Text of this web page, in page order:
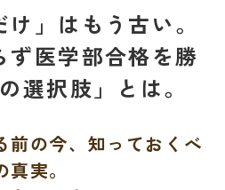
かす合格のヒン
ィアの方はこちら
け」はもう古い。
ず医学部合格を勝
選択肢」とは。
前の今、知っておくべ
実。